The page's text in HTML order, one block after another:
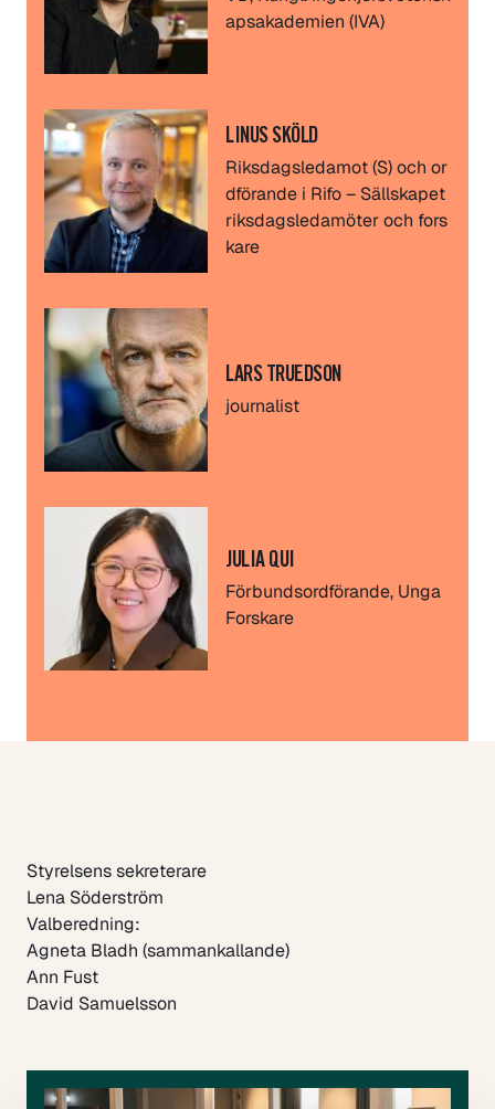
apsakademien (IVA)
LINUS SKÖLD
Riksdagsledamot (S) och or
dförande i Rifo – Sällskapet
riksdagsledamöter och fors
kare
LARS TRUEDSON
journalist
JULIA QUI
Förbundsordförande, Unga
Forskare
Styrelsens sekreterare
Lena Söderström
Valberedning:
Agneta Bladh (sammankallande)
Ann Fust
David Samuelsson